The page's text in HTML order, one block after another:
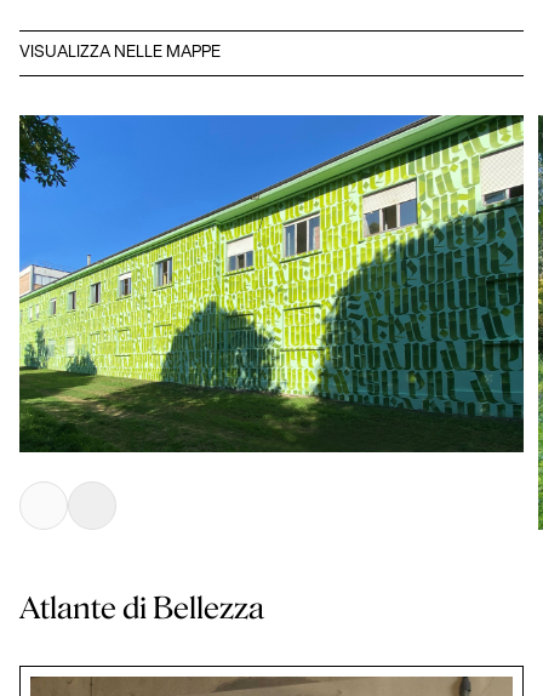
VISUALIZZA NELLE MAPPE
Atlante di Bellezza